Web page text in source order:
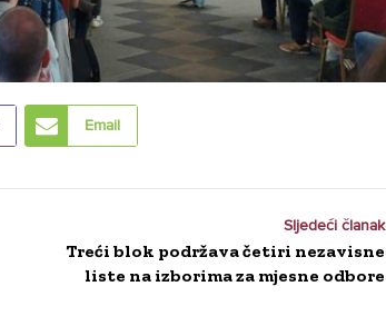
Email
Sljedeći članak
Treći blok podržava četiri nezavisne
liste na izborima za mjesne odbore